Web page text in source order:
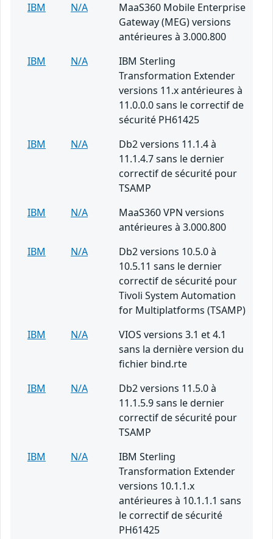
IBM
N/A
MaaS360 Mobile Enterprise
Gateway (MEG) versions
antérieures à 3.000.800
IBM
N/A
IBM Sterling
Transformation Extender
versions 11.x antérieures à
11.0.0.0 sans le correctif de
sécurité PH61425
IBM
N/A
Db2 versions 11.1.4 à
11.1.4.7 sans le dernier
correctif de sécurité pour
TSAMP
IBM
N/A
MaaS360 VPN versions
antérieures à 3.000.800
IBM
N/A
Db2 versions 10.5.0 à
10.5.11 sans le dernier
correctif de sécurité pour
Tivoli System Automation
for Multiplatforms (TSAMP)
IBM
N/A
VIOS versions 3.1 et 4.1
sans la dernière version du
fichier bind.rte
IBM
N/A
Db2 versions 11.5.0 à
11.1.5.9 sans le dernier
correctif de sécurité pour
TSAMP
IBM
N/A
IBM Sterling
Transformation Extender
versions 10.1.1.x
antérieures à 10.1.1.1 sans
le correctif de sécurité
PH61425